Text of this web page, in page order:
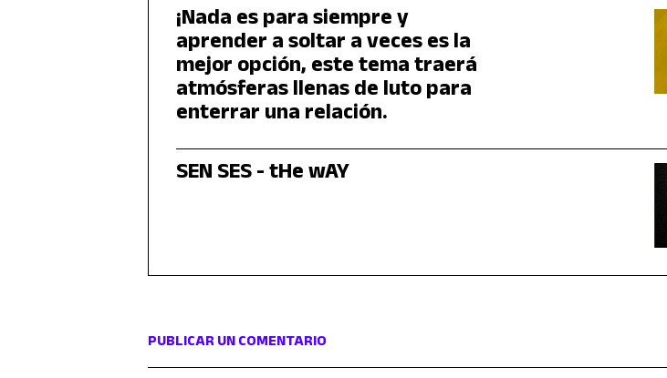
¡Nada es para siempre y
aprender a soltar a veces es la
mejor opción, este tema traerá
atmósferas llenas de luto para
enterrar una relación.
SEN SES - tHe wAY
PUBLICAR UN COMENTARIO